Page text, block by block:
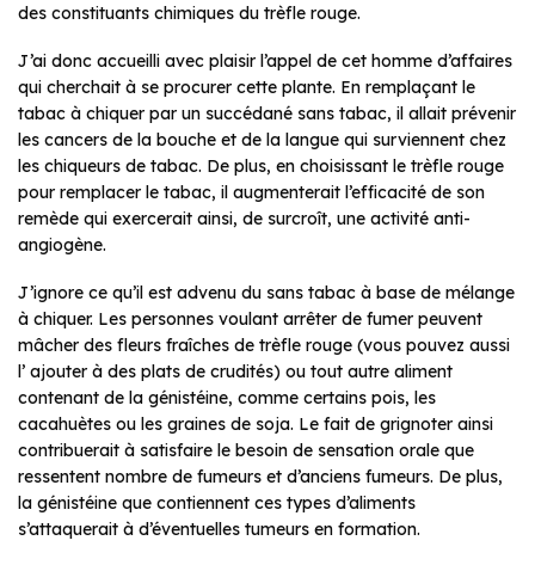
des constituants chimiques du trèfle rouge.
J’ai donc accueilli avec plaisir l’appel de cet homme d’affaires
qui cherchait à se procurer cette plante. En remplaçant le
tabac à chiquer par un succédané sans tabac, il allait prévenir
les cancers de la bouche et de la langue qui surviennent chez
les chiqueurs de tabac. De plus, en choisissant le trèfle rouge
pour remplacer le tabac, il augmenterait l’efficacité de son
remède qui exercerait ainsi, de surcroît, une activité anti-
angiogène.
J’ignore ce qu’il est advenu du sans tabac à base de mélange
à chiquer. Les personnes voulant arrêter de fumer peuvent
mâcher des fleurs fraîches de trèfle rouge (vous pouvez aussi
l’ ajouter à des plats de crudités) ou tout autre aliment
contenant de la génistéine, comme certains pois, les
cacahuètes ou les graines de soja. Le fait de grignoter ainsi
contribuerait à satisfaire le besoin de sensation orale que
ressentent nombre de fumeurs et d’anciens fumeurs. De plus,
la génistéine que contiennent ces types d’aliments
s’attaquerait à d’éventuelles tumeurs en formation.